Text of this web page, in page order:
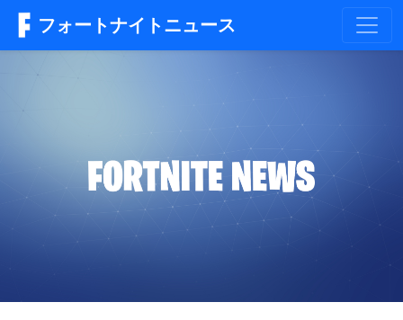
フォートナイトニュース